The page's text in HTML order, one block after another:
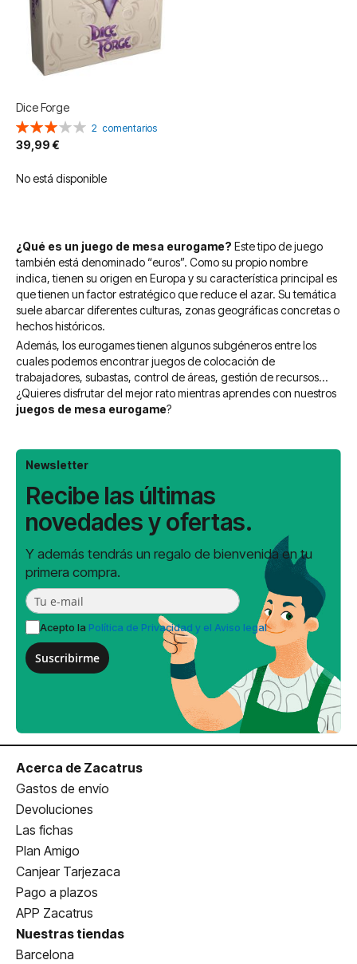
Dice Forge
Valoración:
60%
2 comentarios
39,99 €
No está disponible
¿Qué es un juego de mesa eurogame? Este tipo de juego
también está denominado “euros”. Como su propio nombre
indica, tienen su origen en Europa y su característica principal es
que tienen un factor estratégico que reduce el azar. Su temática
suele abarcar diferentes culturas, zonas geográficas concretas o
hechos históricos.
Además, los eurogames tienen algunos subgéneros entre los
cuales podemos encontrar juegos de colocación de
trabajadores, subastas, control de áreas, gestión de recursos...
¿Quieres disfrutar del mejor rato mientras aprendes con nuestros
juegos de mesa eurogame?
Newsletter
Recibe las últimas
novedades y ofertas.
Y además tendrás un regalo de bienvenida en tu
primera compra.
Acepto la Política de Privacidad y el Aviso legal
Suscribirme
Acerca de Zacatrus
Gastos de envío
Devoluciones
Las fichas
Plan Amigo
Canjear Tarjezaca
Pago a plazos
APP Zacatrus
Nuestras tiendas
Barcelona